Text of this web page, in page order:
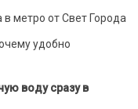
метро от Свет Города
удобно
воду сразу в